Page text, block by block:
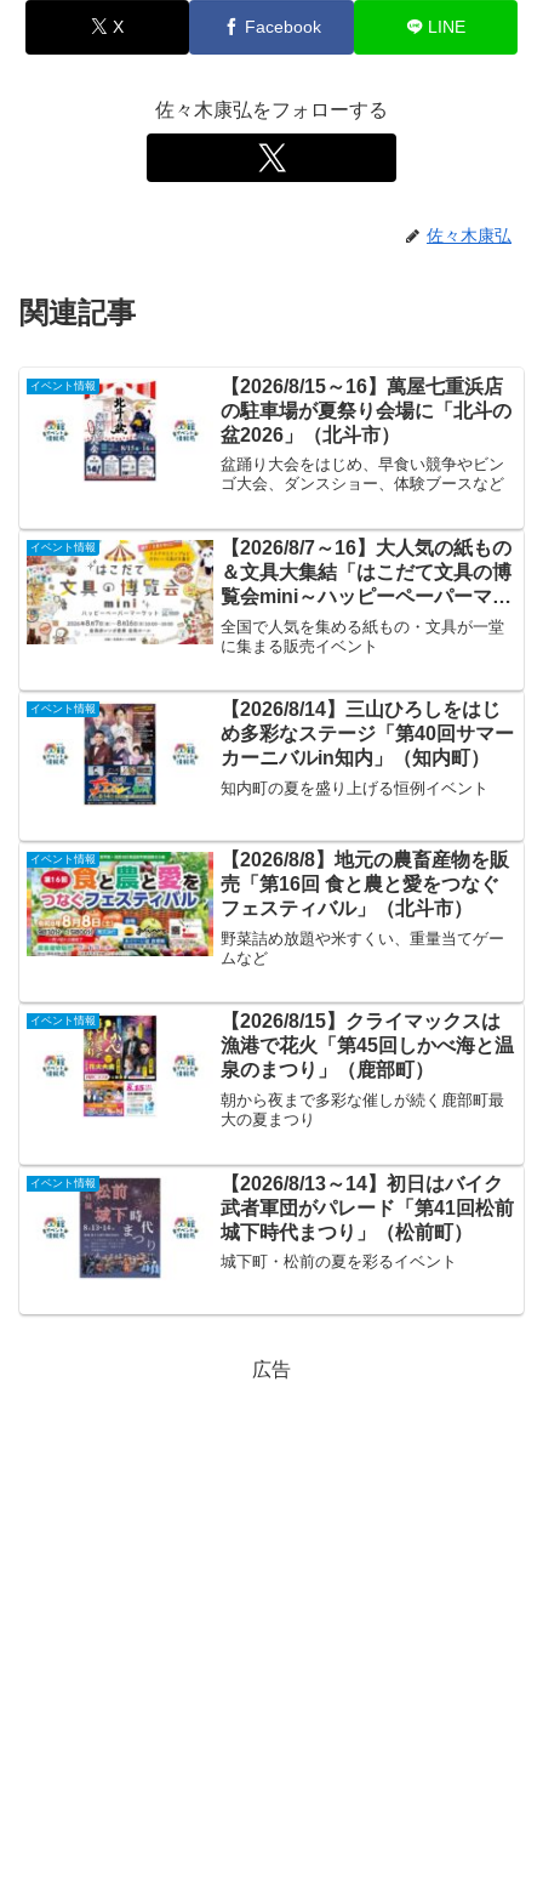
X Facebook LINE
佐々木康弘をフォローする
佐々木康弘
関連記事
イベント情報
【2026/8/15～16】萬屋七重浜店
の駐車場が夏祭り会場に「北斗の
盆2026」（北斗市）
盆踊り大会をはじめ、早食い競争やビン
ゴ大会、ダンスショー、体験ブースなど
イベント情報
【2026/8/7～16】大人気の紙もの
＆文具大集結「はこだて文具の博
覧会mini～ハッピーペーパーマー
ケット～」
全国で人気を集める紙もの・文具が一堂
に集まる販売イベント
イベント情報
【2026/8/14】三山ひろしをはじ
め多彩なステージ「第40回サマー
カーニバルin知内」（知内町）
知内町の夏を盛り上げる恒例イベント
イベント情報
【2026/8/8】地元の農畜産物を販
売「第16回 食と農と愛をつなぐ
フェスティバル」（北斗市）
野菜詰め放題や米すくい、重量当てゲー
ムなど
イベント情報
【2026/8/15】クライマックスは
漁港で花火「第45回しかべ海と温
泉のまつり」（鹿部町）
朝から夜まで多彩な催しが続く鹿部町最
大の夏まつり
イベント情報
【2026/8/13～14】初日はバイク
武者軍団がパレード「第41回松前
城下時代まつり」（松前町）
城下町・松前の夏を彩るイベント
広告